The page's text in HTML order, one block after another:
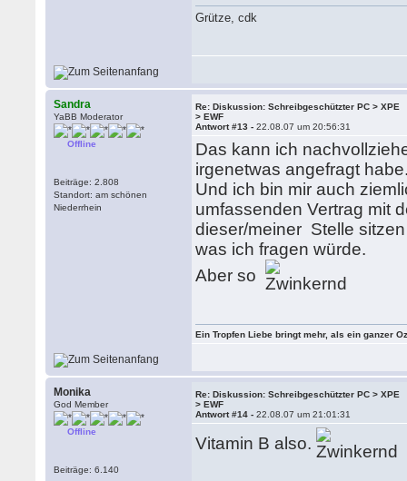
Grütze, cdk
Sandra
YaBB Moderator
Offline
Beiträge: 2.808
Standort: am schönen
Niederrhein
Re: Diskussion: Schreibgeschützter PC > XPE
> EWF
Antwort #13 -22.08.07 um 20:56:31
Das kann ich
irgenetwas angefragt
Und ich bin mir auch
umfassenden Vertrag mit
dieser/meiner Stelle
was ich fragen würde.
Aber so
Ein Tropfen Liebe bringt mehr, als ein ganzer
Monika
God Member
Offline
Beiträge: 6.140
Re: Diskussion: Schreibgeschützter PC > XPE
> EWF
Antwort #14 -22.08.07 um 21:01:31
Vitamin B also.